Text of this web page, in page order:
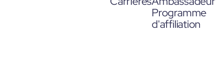
Programme
d'affiliation